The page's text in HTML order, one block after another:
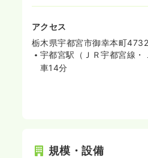
アクセス
栃木県宇都宮市御幸本町
宇都宮駅（ＪＲ宇都宮線・
車14分
規模・設備